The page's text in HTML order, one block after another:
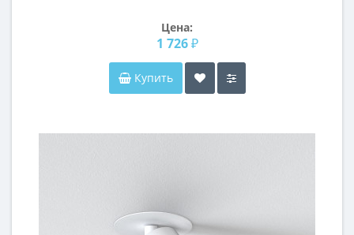
Цена:
1 726 ₽
Купить